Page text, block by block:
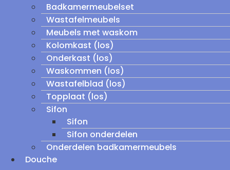
Badkamermeubelset
Wastafelmeubels
Meubels met waskom
Kolomkast (los)
Onderkast (los)
Waskommen (los)
Wastafelblad (los)
Topplaat (los)
Sifon
Sifon
Sifon onderdelen
Onderdelen badkamermeubels
Douche